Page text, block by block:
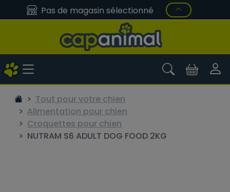
Pas de magasin sélectionné
Tout pour votre chien
Alimentation pour chien
Croquettes pour chien
NUTRAM S6 ADULT DOG FOOD 2KG